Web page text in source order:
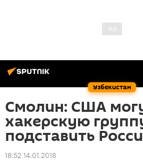
Узбекистан
Смолин: США
хакерскую
подставить
18:52 14.01.2018